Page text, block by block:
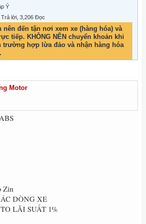
Ý
Trả lời, 3,206 Đọc
nên đến tận nơi xem xe (hàng hóa) và
tiếp. KHÔNG NÊN chuyển khoản khi
trường hợp lừa đảo và nhận hàng hóa
Motor
Zin
DÒNG XE
LÃI SUẤT 1%